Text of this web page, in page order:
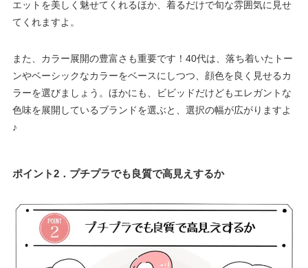
エットを美しく魅せてくれるほか、着るだけで旬な雰囲気に見せ
てくれますよ。
また、カラー展開の豊富さも重要です！40代は、落ち着いたトー
ンやベーシックなカラーをベースにしつつ、顔色を良く見せるカ
ラーを選びましょう。ほかにも、ビビッドだけどもエレガントな
色味を展開しているブランドを選ぶと、選択の幅が広がりますよ
♪
ポイント2．プチプラでも良質で高見えするか